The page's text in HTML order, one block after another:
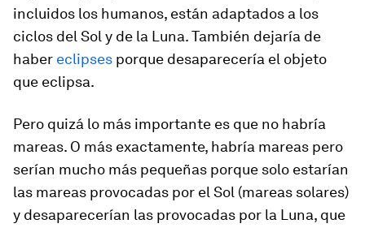
incluidos los humanos, están adaptados a los
ciclos del Sol y de la Luna. También dejaría de
haber eclipses porque desaparecería el objeto
que eclipsa.
Pero quizá lo más importante es que no habría
mareas. O más exactamente, habría mareas pero
serían mucho más pequeñas porque solo estarían
las mareas provocadas por el Sol (mareas solares)
y desaparecerían las provocadas por la Luna, que